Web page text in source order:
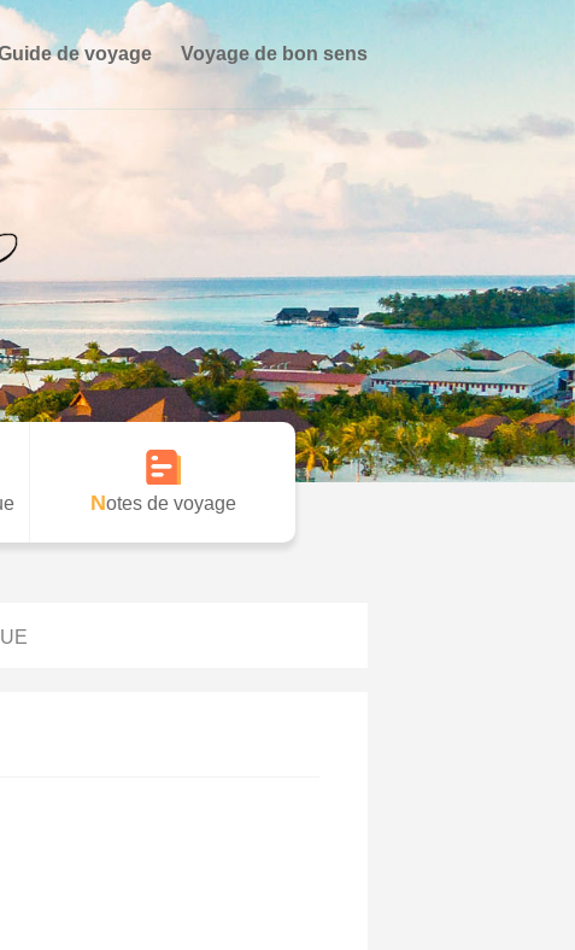
de voyage Voyage de bon sens
Notes de voyage